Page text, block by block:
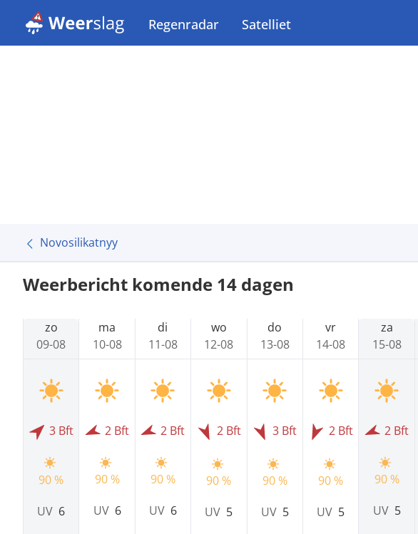
Regenradar Satelliet
Novosilikatnyy
Weerbericht komende 14 dagen
zo
09-08
3 Bft
90 %
UV 6
ma
10-08
2 Bft
90 %
UV 6
di
11-08
2 Bft
90 %
UV 6
wo
12-08
2 Bft
90 %
UV 5
do
13-08
3 Bft
90 %
UV 5
vr
14-08
2 Bft
90 %
UV 5
za
15-08
2 Bft
90 %
UV 5